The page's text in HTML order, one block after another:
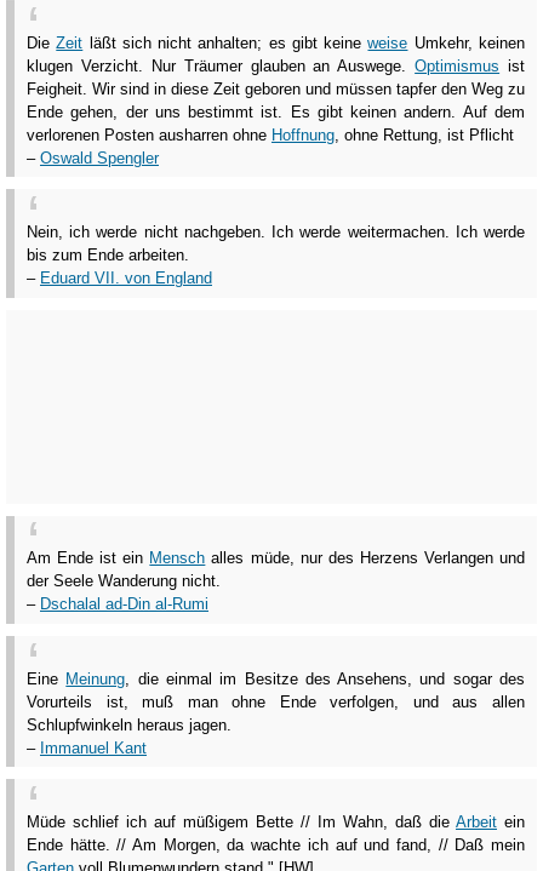
DieZeit läßt sich nicht anhalten; es gibt keineweise Umkehr, keinen
klugen Verzicht. Nur Träumer glauben an Auswege.Optimismus ist
Feigheit. Wir sind in diese Zeit geboren und müssen tapfer den Weg zu
Ende gehen, der uns bestimmt ist. Es gibt keinen andern. Auf dem
verlorenen Posten ausharren ohne Hoffnung , ohne Rettung, ist Pflicht
– Oswald Spengler
Nein, ich werde nicht nachgeben. Ich werde weitermachen. Ich werde
bis zum Ende arbeiten.
– Eduard VII. von England
Am Ende ist ein Mensch alles müde, nur des Herzens Verlangen und
der Seele Wanderung nicht.
– Dschalal ad-Din al-Rumi
Eine Meinung , die einmal im Besitze des Ansehens, und sogar des
Vorurteils ist, muß man ohne Ende verfolgen, und aus allen
Schlupfwinkeln heraus jagen.
– Immanuel Kant
Müde schlief ich auf müßigem Bette // Im Wahn, daß die Arbeit ein
Ende hätte. // Am Morgen, da wachte ich auf und fand, // Daß mein